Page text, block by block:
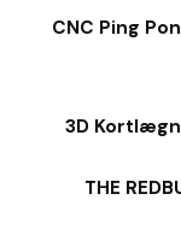
CNC Ping
3D
THE